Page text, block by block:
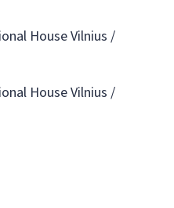
House Vilnius /
House Vilnius /